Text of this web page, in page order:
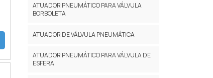
ATUADOR PNEUMÁTICO PARA VÁLVULA
BORBOLETA
ATUADOR DE VÁLVULA PNEUMÁTICA
ATUADOR PNEUMÁTICO PARA VÁLVULA DE
ESFERA